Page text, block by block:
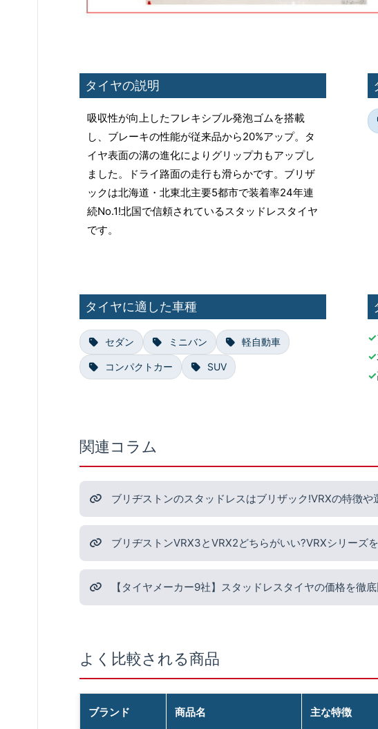
タイヤの説明
吸収性が向上したフレキシブル発泡ゴムを搭載
し、ブレーキの性能が従来品から20%アップ。タ
イヤ表面の溝の進化によりグリップ力もアップし
ました。ドライ路面の走行も滑らかです。ブリザ
ックは北海道・北東北主要5都市で装着率24年連
続No.1!北国で信頼されているスタッドレスタイヤ
です。
タイヤに適した車種
セダン ミニバン 軽自動車
コンパクトカー SUV
関連コラム
ブリヂストンのスタッドレスはブリザック!VRXの特徴や
ブリヂストンVRX3とVRX2どちらがいい?VRXシリーズ
【タイヤメーカー9社】スタッドレスタイヤの価格を徹
よく比較される商品
ブランド 商品名 主な特徴